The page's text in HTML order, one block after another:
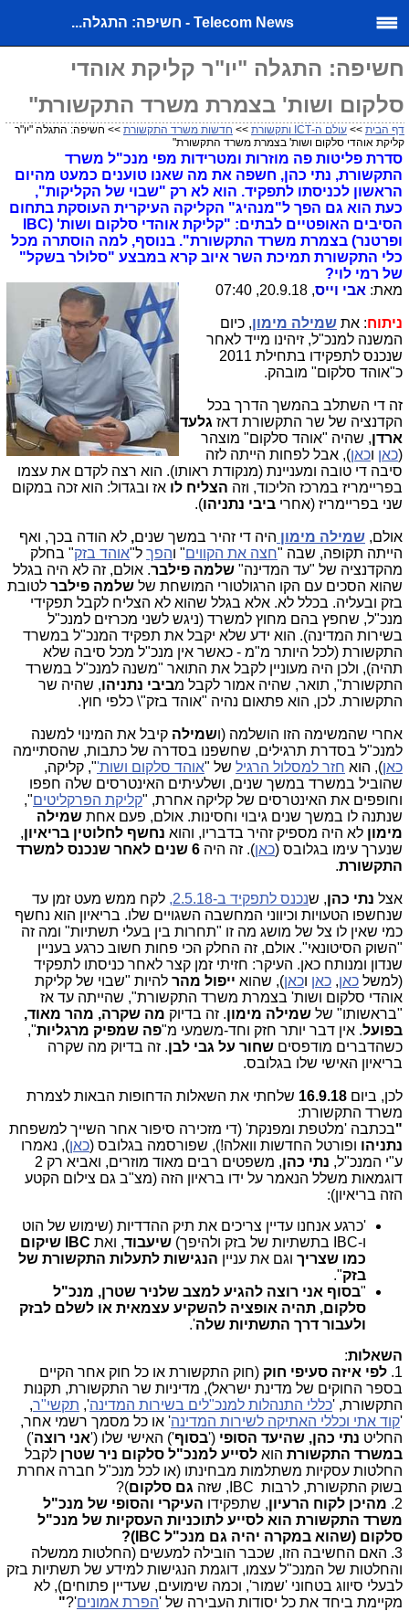
Telecom News - חשיפה: התגלה...
חשיפה: התגלה "יו"ר קליקת אוהדי
סלקום ושות' בצמרת משרד התקשורת"
דף הבית >> עולם ה-ICT ותקשורת >> חדשות משרד התקשורת >> חשיפה: התגלה "יו"ר
קליקת אוהדי סלקום ושות' בצמרת משרד התקשורת"
סדרת פליטות פה מוזרות ומטרידות מפי מנכ"ל משרד
התקשורת, נתי כהן, חשפה את מה שאנו טוענים כמעט מהיום
הראשון לכניסתו לתפקיד. הוא לא רק "שבוי של הקליקות",
כעת הוא גם הפך ל"מנהיג" הקליקה העיקרית העוסקת בתחום
הסיבים האופטיים לבתים: "קליקת אוהדי סלקום ושות' (IBC
ופרטנר) בצמרת משרד התקשורת". בנוסף, למה הוסתרה מכל
כלי התקשורת תמיכת השר איוב קרא במבצע "סלולר בשקל"
של רמי לוי?
מאת: אבי וייס, 20.9.18, 07:40
ניתוח: את שמילה מימון, כיום
המשנה למנכ"ל, זיהינו מייד לאחר
שנכנס לתפקידו בתחילת 2011
כ"אוהד סלקום" מובהק.
זה די השתלב בהמשך הדרך בכל
הקדנציה של שר התקשורת דאז גלעד
ארדן, שהיה "אוהד סלקום" מוצהר
(כאן וכאן), אבל לפחות הייתה לזה
סיבה די טובה ומעניינת (מנקודת ראותו). הוא רצה לקדם את עצמו
בפריימריז במרכז הליכוד, וזה הצליח לו אז ובגדול: הוא זכה במקום
שני בפריימריז (אחרי ביבי נתניהו).
אולם, שמילה מימון היה די זהיר במשך שנים, לא הודה בכך, ואף
הייתה תקופה, שבה "חצה את הקווים" והפך ל"אוהד בזק" בחלק
מהקדנציה של "עד המדינה" שלמה פילבר. אולם, זה לא היה בגלל
שהוא הסכים עם הקו הרגולטורי המושחת של שלמה פילבר לטובת
בזק ובעליה. בכלל לא. אלא בגלל שהוא לא הצליח לקבל תפקידי
מנכ"ל, שחפץ בהם מחוץ למשרד (ניגש לשני מכרזים למנכ"ל
בשירות המדינה). הוא ידע שלא יקבל את תפקיד המנכ"ל במשרד
התקשורת (לכל היותר מ"מ - כאשר אין מנכ"ל מכל סיבה שלא
תהיה), ולכן היה מעוניין לקבל את התואר "משנה למנכ"ל במשרד
התקשורת", תואר, שהיה אמור לקבל מביבי נתניהו, שהיה שר
התקשורת. לכן, הוא פתאום נהיה "אוהד בזק"\ כלפי חוץ.
אחרי שהמשימה הזו הושלמה (ושמילה קיבל את המינוי למשנה
למנכ"ל בסדרת תרגילים, שחשפנו בסדרה של כתבות, שהסתיימה
כאן), הוא חזר למסלול הרגיל של "אוהד סלקום ושות'", קליקה,
שהוביל במשרד במשך שנים, ושלעיתים האינטרסים שלה חפפו
וחופפים את האינטרסים של קליקה אחרת, "קליקת הפרקליטים",
שנתנה לו במשך שנים גיבוי וחסינות. אולם, פעם אחת שמילה
מימון לא היה מספיק זהיר בדבריו, והוא נחשף לחלוטין בריאיון,
שנערך עימו בגלובס (כאן). זה היה
6 שנים לאחר שנכנס למשרד
התקשורת.
אצל נתי כהן, שנכנס לתפקיד ב-2.5.18,
לקח ממש מעט זמן עד
שנחשפו הטעויות וכיווני המחשבה השגויים שלו. בריאיון הוא נחשף
כמי שאין לו צל של מושג מה זו "תחרות בין בעלי תשתיות" ומה זה
"השוק הסיטונאי". אולם, זה החלק הכי פחות חשוב כרגע בעניין
שנדון ומנותח כאן. העיקר: חזיתי זמן קצר לאחר כניסתו לתפקיד
(למשל כאן, כאן וכאן), שהוא ייפול מהר להיות "שבוי של קליקת
אוהדי סלקום ושות' בצמרת משרד התקשורת", שהייתה עד אז
"בראשותו" של שמילה מימון. זה בדיוק מה שקרה, מהר מאוד,
בפועל. אין דבר יותר חזק וחד-משמעי מ"פה שמפיק מרגליות",
כשהדברים מודפסים שחור על גבי לבן. זה בדיוק מה שקרה
בריאיון האישי שלו בגלובס.
לכן, ביום 16.9.18 שלחתי את השאלות הדחופות הבאות לצמרת
משרד התקשורת:
"בכתבה 'מלטפת ומפנקת' (די מזכירה סיפור אחר השייך למשפחת
נתניהו ופורטל החדשות וואלה!), שפורסמה בגלובס (כאן), נאמרו
ע"י המנכ"ל, נתי כהן
, משפטים רבים מאוד מוזרים, ואביא רק 2
דוגמאות משלל הנאמר על ידו בראיון הזה (מצ"ב גם צילום הקטע
הזה בריאיון):
'כרגע אנחנו עדיין צריכים את תיק ההדדיות (שימוש של הוט
ו-IBC בתשתיות של בזק ולהיפך) שיעבוד, ואת IBC
שיקום
כמו שצריך וגם את עניין הנגישות לתעלות התקשורת של
בזק".
"בסוף אני רוצה להגיע למצב שלניר שטרן, מנכ"ל
סלקום, תהיה אופציה להשקיע עצמאית או לשלם לבזק
ולעבור דרך התשתיות שלה'
.
השאלות:
1. לפי איזה סעיפי חוק (חוק התקשורת או כל חוק אחר הקיים
בספר החוקים של מדינת ישראל), מדיניות שר התקשורת, תקנות
התקשורת, 'כללי התנהלות למנכ"לים בשירות המדינה', תקשי"ר,
'קוד אתי וכללי האתיקה לשירות המדינה' או כל מסמך רשמי אחר,
החליט נתי כהן, שהיעד הסופי ('בסוף') האישי שלו ('אני רוצה')
במשרד התקשורת הוא לסייע למנכ"ל סלקום ניר שטרן לקבל
החלטות עסקיות משתלמות מבחינתו (או לכל מנכ"ל חברה אחרת
בשוק התקשורת, לרבות IBC , שזה גם סלקום)?
2. מהיכן לקוח הרעיון, שתפקידו העיקרי והסופי של מנכ"ל
משרד התקשורת הוא לסייע לתוכניות העסקיות של מנכ"ל
סלקום (שהוא במקרה יהיה גם מנכ"ל IBC
)?
3. האם החשיבה הזו, שכבר הובילה למעשים (החלטות ממשלה
והחלטות של המנכ"ל עצמו, דוגמת הנגישות למידע של תשתיות בזק
לבעלי סיווג בטחוני 'שמור', וכמה שימועים, שעדיין פתוחים), לא
מקיימת ביחד את כל יסודות העבירה של 'הפרת אמונים'?
"